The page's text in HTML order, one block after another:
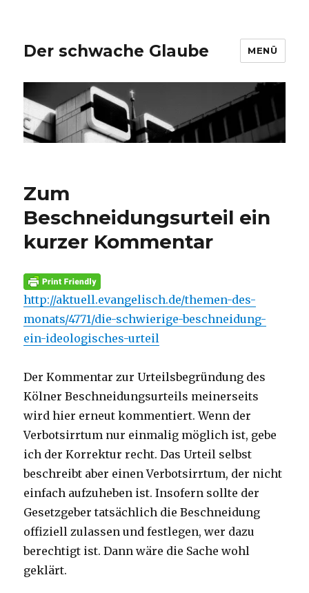
Der schwache Glaube MENÜ
Zum
Beschneidungsurteil ein
kurzer Kommentar
http://aktuell.evangelisch.de/themen-des-
monats/4771/die-schwierige-beschneidung-
ein-ideologisches-urteil
Der Kommentar zur Urteilsbegründung des
Kölner Beschneidungsurteils meinerseits
wird hier erneut kommentiert. Wenn der
Verbotsirrtum nur einmalig möglich ist, gebe
ich der Korrektur recht. Das Urteil selbst
beschreibt aber einen Verbotsirrtum, der nicht
einfach aufzuheben ist. Insofern sollte der
Gesetzgeber tatsächlich die Beschneidung
offiziell zulassen und festlegen, wer dazu
berechtigt ist. Dann wäre die Sache wohl
geklärt.